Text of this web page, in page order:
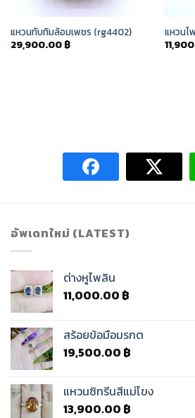
แหวนทับทิมล้อมเพชร (rg4402)
29,900.00 ฿
แหวนไ
อัพเดทใหม่ (LATEST)
ต่างหูไพลิน
11,000.00 ฿
สร้อยข้อมือมรกต
19,500.00 ฿
แหวนซิทรีนสีแม่โขง
13,900.00 ฿